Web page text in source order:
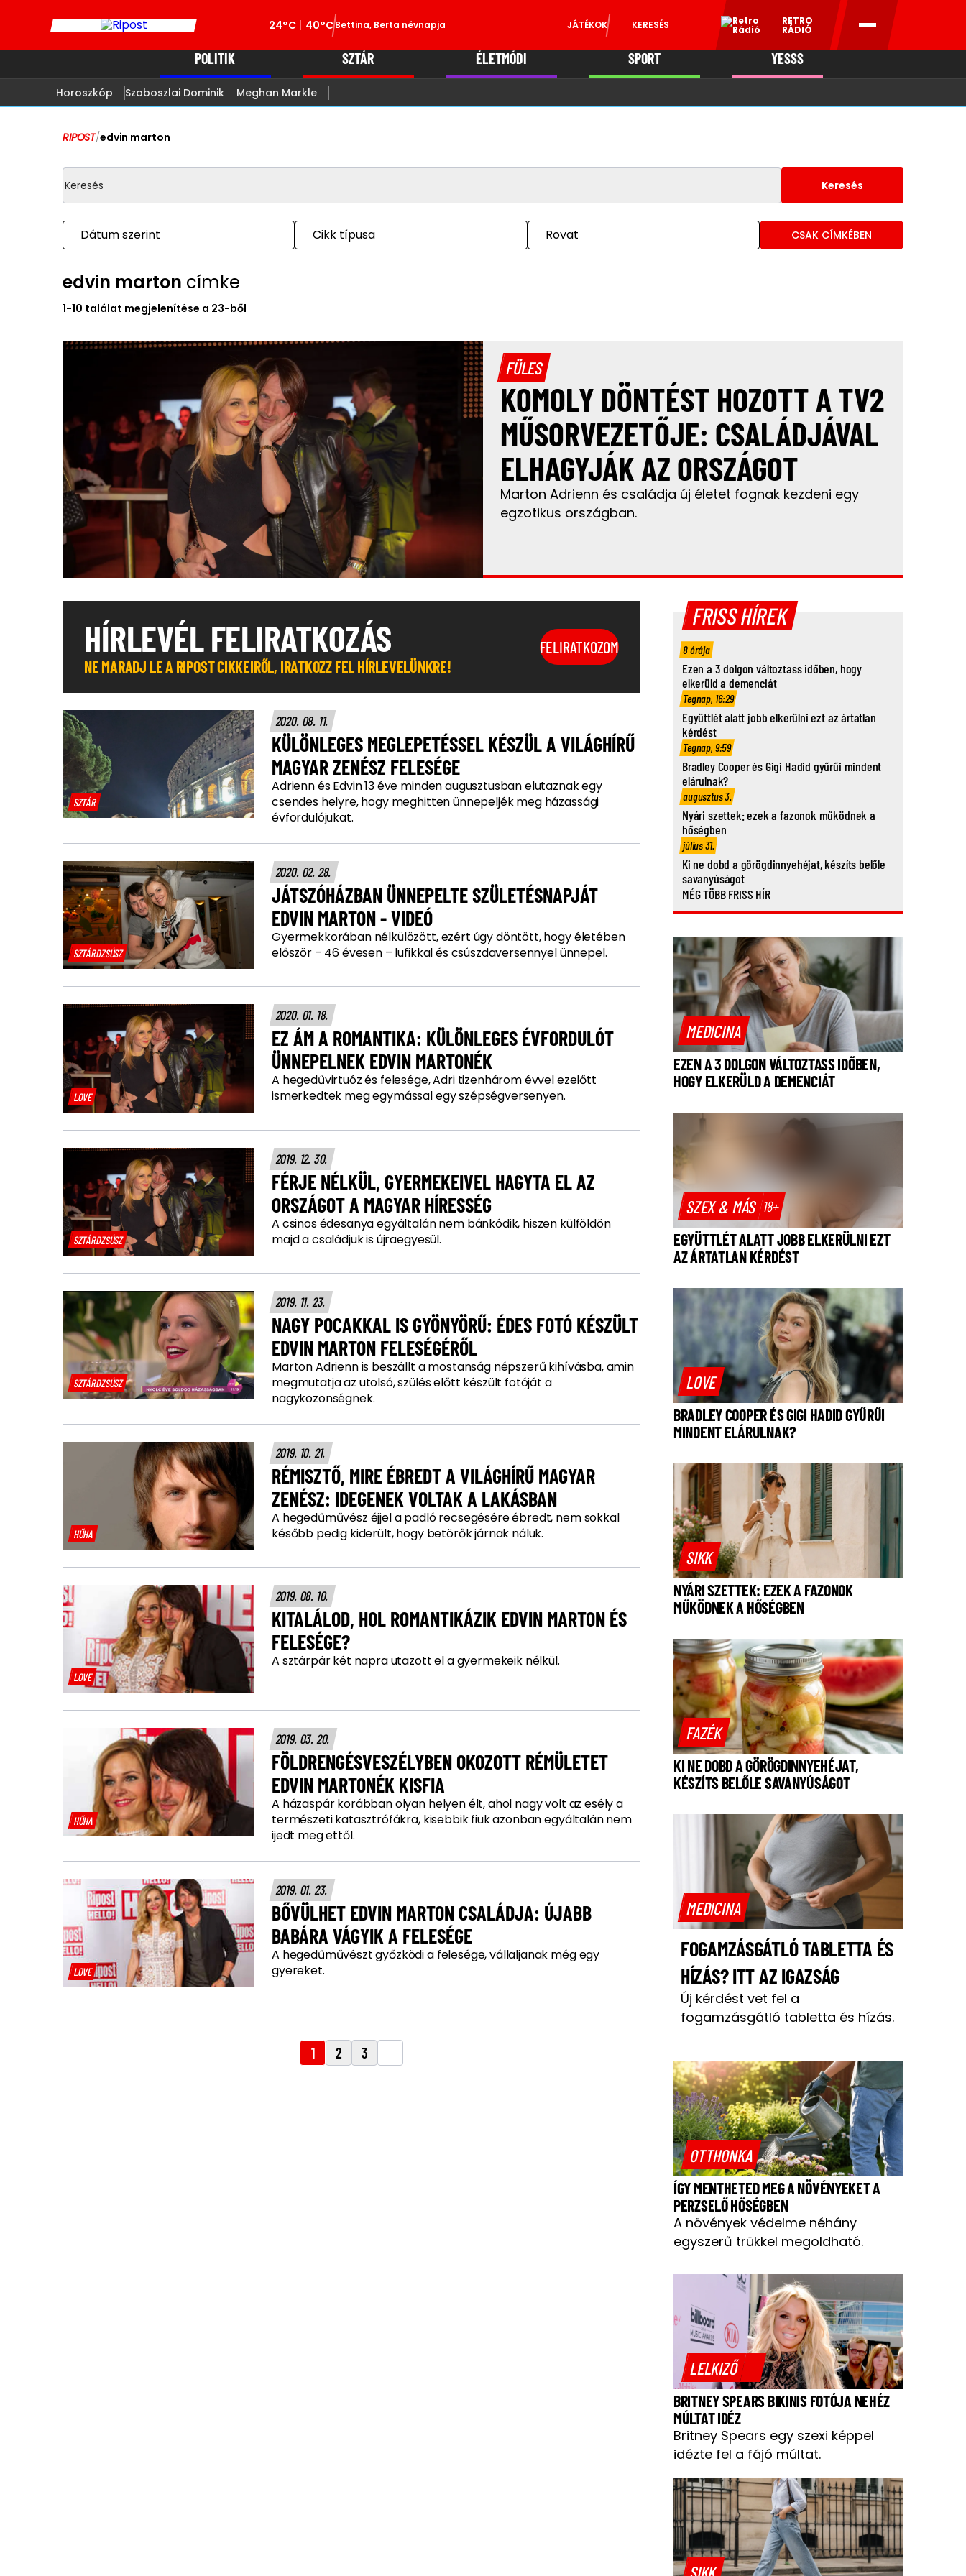
24°C 40°CBettina, Berta névnapja JÁTÉKOK KERESÉS RETRO
RÁDIÓ
POLITIK SZTÁR ÉLETMÓDI SPORT YESSS
Horoszkóp Szoboszlai Dominik Meghan Markle
RIPOST/edvin marton
Keresés
Dátum szerint Cikk típusa Rovat CSAK CÍMKÉBEN
edvin marton címke
1-10 találat megjelenítése a 23-ből
FÜLES
KOMOLY DÖNTÉST HOZOTT A TV2
MŰSORVEZETŐJE: CSALÁDJÁVAL
ELHAGYJÁK AZ ORSZÁGOT
Marton Adrienn és családja új életet fognak kezdeni egy
egzotikus országban.
HÍRLEVÉL FELIRATKOZÁS
NE MARADJ LE A RIPOST CIKKEIRŐL, IRATKOZZ FEL HÍRLEVELÜNKRE!
FELIRATKOZOM
SZTÁR
2020. 08. 11.
KÜLÖNLEGES MEGLEPETÉSSEL KÉSZÜL A VILÁGHÍRŰ
MAGYAR ZENÉSZ FELESÉGE
Adrienn és Edvin 13 éve minden augusztusban elutaznak egy
csendes helyre, hogy meghitten ünnepeljék meg házassági
évfordulójukat.
SZTÁRDZSÚSZ
2020. 02. 28.
JÁTSZÓHÁZBAN ÜNNEPELTE SZÜLETÉSNAPJÁT
EDVIN MARTON - VIDEÓ
Gyermekkorában nélkülözött, ezért úgy döntött, hogy életében
először – 46 évesen – lufikkal és csúszdaversennyel ünnepel.
LOVE
2020. 01. 18.
EZ ÁM A ROMANTIKA: KÜLÖNLEGES ÉVFORDULÓT
ÜNNEPELNEK EDVIN MARTONÉK
A hegedűvirtuóz és felesége, Adri tizenhárom évvel ezelőtt
ismerkedtek meg egymással egy szépségversenyen.
SZTÁRDZSÚSZ
2019. 12. 30.
FÉRJE NÉLKÜL, GYERMEKEIVEL HAGYTA EL AZ
ORSZÁGOT A MAGYAR HÍRESSÉG
A csinos édesanya egyáltalán nem bánkódik, hiszen külföldön
majd a családjuk is újraegyesül.
SZTÁRDZSÚSZ
2019. 11. 23.
NAGY POCAKKAL IS GYÖNYÖRŰ: ÉDES FOTÓ KÉSZÜLT
EDVIN MARTON FELESÉGÉRŐL
Marton Adrienn is beszállt a mostanság népszerű kihívásba, amin
megmutatja az utolsó, szülés előtt készült fotóját a
nagyközönségnek.
HŰHA
2019. 10. 21.
RÉMISZTŐ, MIRE ÉBREDT A VILÁGHÍRŰ MAGYAR
ZENÉSZ: IDEGENEK VOLTAK A LAKÁSBAN
A hegedűművész éjjel a padló recsegésére ébredt, nem sokkal
később pedig kiderült, hogy betörők járnak náluk.
LOVE
2019. 08. 10.
KITALÁLOD, HOL ROMANTIKÁZIK EDVIN MARTON ÉS
FELESÉGE?
A sztárpár két napra utazott el a gyermekeik nélkül.
HŰHA
2019. 03. 20.
FÖLDRENGÉSVESZÉLYBEN OKOZOTT RÉMÜLETET
EDVIN MARTONÉK KISFIA
A házaspár korábban olyan helyen élt, ahol nagy volt az esély a
természeti katasztrófákra, kisebbik fiuk azonban egyáltalán nem
ijedt meg ettől.
LOVE
2019. 01. 23.
BŐVÜLHET EDVIN MARTON CSALÁDJA: ÚJABB
BABÁRA VÁGYIK A FELESÉGE
A hegedűművészt győzködi a felesége, vállaljanak még egy
gyereket.
1 2 3
FRISS HÍREK
8 órája
Ezen a 3 dolgon változtass időben, hogy
elkerüld a demenciát
Tegnap, 16:29
Együttlét alatt jobb elkerülni ezt az ártatlan
kérdést
Tegnap, 9:59
Bradley Cooper és Gigi Hadid gyűrűi mindent
elárulnak?
augusztus 3.
Nyári szettek: ezek a fazonok működnek a
hőségben
július 31.
Ki ne dobd a görögdinnyehéjat, készíts belőle
savanyúságot
MÉG TÖBB FRISS HÍR
MEDICINA
EZEN A 3 DOLGON VÁLTOZTASS IDŐBEN,
HOGY ELKERÜLD A DEMENCIÁT
SZEX & MÁS 18+
EGYÜTTLÉT ALATT JOBB ELKERÜLNI EZT
AZ ÁRTATLAN KÉRDÉST
LOVE
BRADLEY COOPER ÉS GIGI HADID GYŰRŰI
MINDENT ELÁRULNAK?
SIKK
NYÁRI SZETTEK: EZEK A FAZONOK
MŰKÖDNEK A HŐSÉGBEN
FAZÉK
KI NE DOBD A GÖRÖGDINNYEHÉJAT,
KÉSZÍTS BELŐLE SAVANYÚSÁGOT
MEDICINA
FOGAMZÁSGÁTLÓ TABLETTA ÉS
HÍZÁS? ITT AZ IGAZSÁG
Új kérdést vet fel a
fogamzásgátló tabletta és hízás.
OTTHONKA
ÍGY MENTHETED MEG A NÖVÉNYEKET A
PERZSELŐ HŐSÉGBEN
A növények védelme néhány
egyszerű trükkel megoldható.
LELKIZŐ
BRITNEY SPEARS BIKINIS FOTÓJA NEHÉZ
MÚLTAT IDÉZ
Britney Spears egy szexi képpel
idézte fel a fájó múltat.
SIKK